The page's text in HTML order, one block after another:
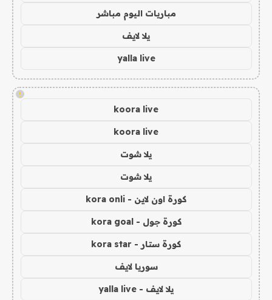
مباريات اليوم مباشر
يلا لايف
yalla live
!
koora live
koora live
يلا شوت
يلا شوت
كورة اون لاين - kora onli
كورة جول - kora goal
كورة ستار - kora star
سوريا لايف
يلا لايف - yalla live